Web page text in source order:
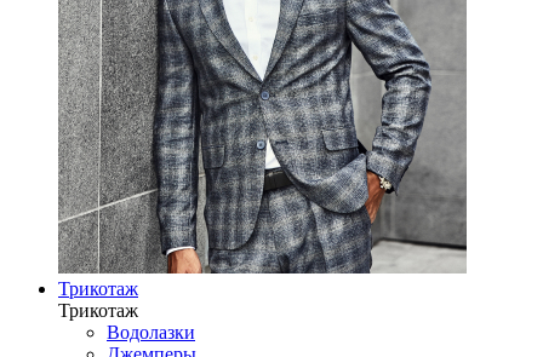
Трикотаж
Трикотаж
Водолазки